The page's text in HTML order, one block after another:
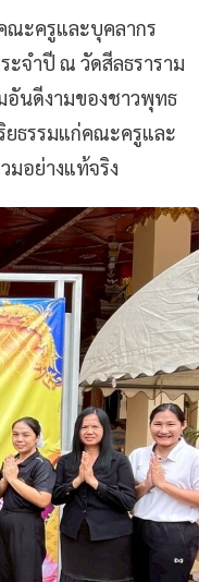
ณะครูและบุคลากร
จำปี ณ วัดสีลธราราม
อันดีงามของชาวพุทธ
ยธรรมแก่คณะครูและ
มอย่างแท้จริง